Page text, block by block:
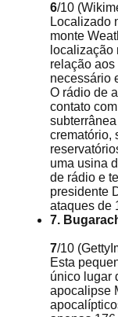
6/10
Localizado
monte
localização
relação
necessário
O rádio de
contato
crematório,
uma usina
de rádio e
presidente
ataques de
7.
7/10
Esta
único lugar
apocalipse